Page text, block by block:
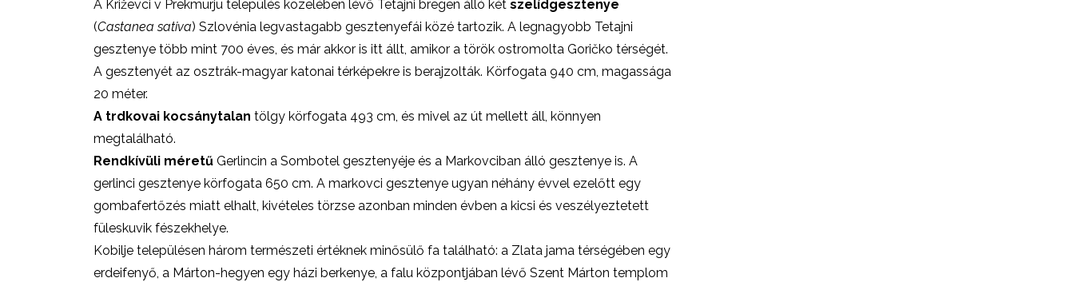
A Križevci v Prekmurju település közelében lévő Tetajni bregen álló két szelídgesztenye
(Castanea sativa) Szlovénia legvastagabb gesztenyefái közé tartozik. A legnagyobb Tetajni
gesztenye több mint 700 éves, és már akkor is itt állt, amikor a török ostromolta Goričko térségét.
A gesztenyét az osztrák-magyar katonai térképekre is berajzolták. Körfogata 940 cm, magassága
20 méter.
A trdkovai kocsánytalan tölgy körfogata 493 cm, és mivel az út mellett áll, könnyen
megtalálható.
Rendkívüli méretű Gerlincin a Sombotel gesztenyéje és a Markovciban álló gesztenye is. A
gerlinci gesztenye körfogata 650 cm. A markovci gesztenye ugyan néhány évvel ezelőtt egy
gombafertőzés miatt elhalt, kivételes törzse azonban minden évben a kicsi és veszélyeztetett
füleskuvik fészekhelye.
Kobilje településen három természeti értéknek minősülő fa található: a Zlata jama térségében egy
erdeifenyő, a Márton-hegyen egy házi berkenye, a falu központjában lévő Szent Márton templom